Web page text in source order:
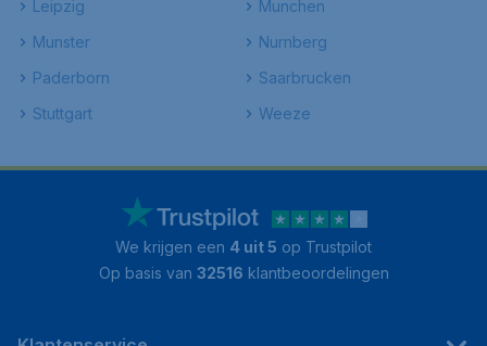
Leipzig
Munchen
Munster
Nurnberg
Paderborn
Saarbrucken
Stuttgart
Weeze
We krijgen een 4 uit 5 op Trustpilot
Op basis van 32516 klantbeoordelingen